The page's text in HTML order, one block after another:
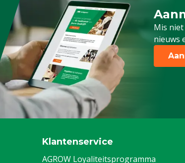
Mis
nieuws
Schrijf
Klantenservice
AGROW Loyaliteitsprogramma